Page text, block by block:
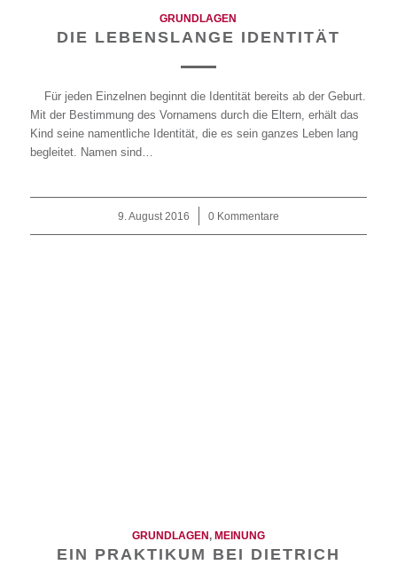
GRUNDLAGEN
DIE LEBENSLANGE IDENTITÄT
Für jeden Einzelnen beginnt die Identität bereits ab der Geburt.
Mit der Bestimmung des Vornamens durch die Eltern, erhält das
Kind seine namentliche Identität, die es sein ganzes Leben lang
begleitet. Namen sind…
9. August 2016
/ 0 Kommentare
GRUNDLAGEN, MEINUNG
EIN PRAKTIKUM BEI DIETRICH